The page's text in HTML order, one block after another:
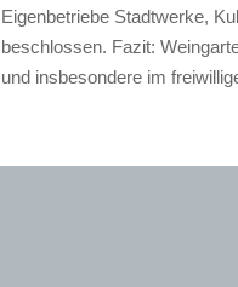
Eigenbetriebe Stadtwerke,
beschlossen. Fazit:
und insbesondere im